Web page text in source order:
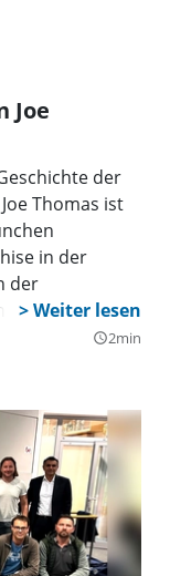
Joe
der
Thomas ist
in der
der
Der 39 Jahre
query_builder2min